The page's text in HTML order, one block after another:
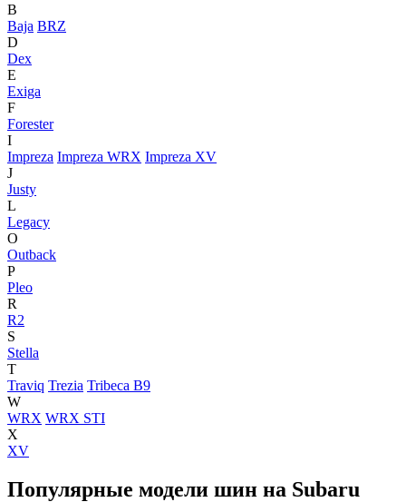
B
Baja BRZ
D
Dex
E
Exiga
F
Forester
I
Impreza Impreza WRX Impreza XV
J
Justy
L
Legacy
O
Outback
P
Pleo
R
R2
S
Stella
T
Traviq Trezia Tribeca В9
W
WRX WRX STI
X
XV
Популярные модели шин на Subaru